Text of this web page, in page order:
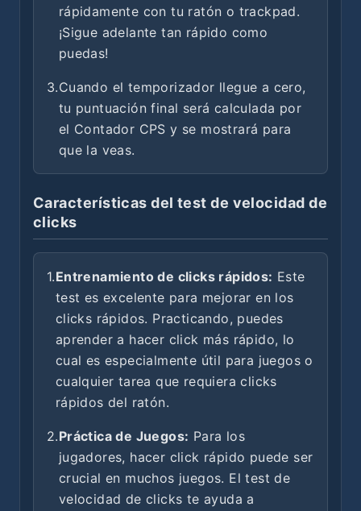
rápidamente con tu ratón o trackpad.
¡Sigue adelante tan rápido como
puedas!
3.Cuando el temporizador llegue a cero,
tu puntuación final será calculada por
el Contador CPS y se mostrará para
que la veas.
Características del test de velocidad de
clicks
1.Entrenamiento de clicks rápidos: Este
test es excelente para mejorar en los
clicks rápidos. Practicando, puedes
aprender a hacer click más rápido, lo
cual es especialmente útil para juegos o
cualquier tarea que requiera clicks
rápidos del ratón.
2.Práctica de Juegos: Para los
jugadores, hacer click rápido puede ser
crucial en muchos juegos. El test de
velocidad de clicks te ayuda a